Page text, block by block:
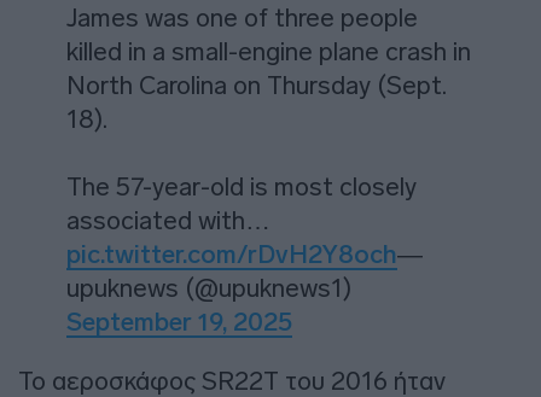
James was one of three people
killed in a small-engine plane crash in
North Carolina on Thursday (Sept.
18).
The 57-year-old is most closely
associated with…
pic.twitter.com/rDvH2Y8och—
upuknews (@upuknews1)
September 19, 2025
Το αεροσκάφος SR22T του 2016 ήταν